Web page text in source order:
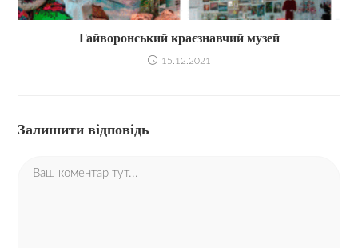
Гайворонський краєзнавчий музей
15.12.2021
Залишити відповідь